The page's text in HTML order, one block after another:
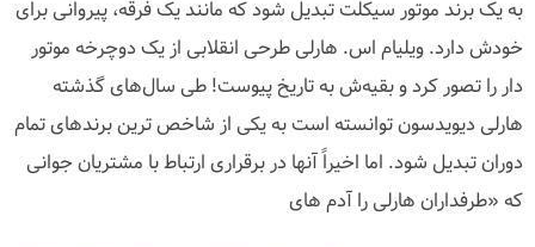
به یک برند موتور سیکلت تبدیل شود که مانند یک فرقه، پیروانی برای
خودش دارد. ویلیام اس. هارلی طرحی انقلابی از یک دوچرخه موتور
دار را تصور کرد و بقیه‌ش به تاریخ پیوست! طی سال‌های گذشته
هارلی دیویدسون توانسته است به یکی از شاخص ترین برند‌های تمام
دوران تبدیل شود. اما اخیراً آنها در برقراری ارتباط با مشتریان جوانی
که «طرفداران هارلی را آدم های